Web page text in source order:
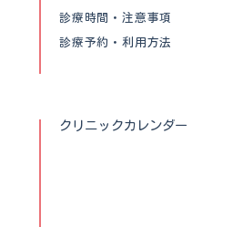
診療時間・注意事項
診療予約・利用方法
クリニックカレンダー